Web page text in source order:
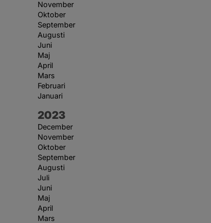
November
Oktober
September
Augusti
Juni
Maj
April
Mars
Februari
Januari
År:
2023
December
November
Oktober
September
Augusti
Juli
Juni
Maj
April
Mars